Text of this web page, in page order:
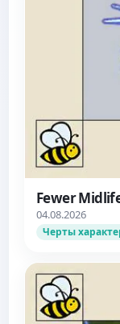
Fewer
04.08.2026
Черты